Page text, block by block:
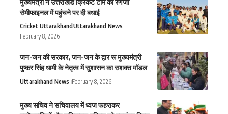
मुख्यमंत्री ने उत्तराखंड क्रिकेट टीम को रणजी
सेमीफाइनल में पहुंचने पर दी बधाई
Cricket UttarakhandUttarakhand News
February 8, 2026
जन-जन की सरकार, जन-जन के द्वार रू मुख्यमंत्री
पुष्कर सिंह धामी के नेतृत्व में सुशासन का सशक्त मॉडल
Uttarakhand News February 8, 2026
मुख्य सचिव ने सचिवालय में ध्वज फहराकर